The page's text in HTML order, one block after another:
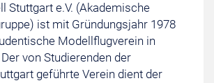
Stuttgart e.V. (Akademische
ist mit Gründungsjahr 1978
Modellflugverein in
von Studierenden der
geführte Verein dient der